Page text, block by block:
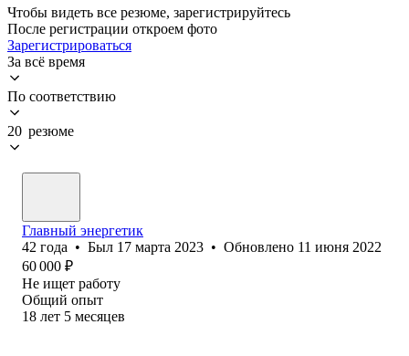
Чтобы видеть все резюме, зарегистрируйтесь
После регистрации откроем фото
Зарегистрироваться
За всё время
По соответствию
20 резюме
Главный энергетик
42 года • Был 17 марта 2023 • Обновлено 11 июня 2022
60 000 ₽
Не ищет работу
Общий опыт
18 лет 5 месяцев